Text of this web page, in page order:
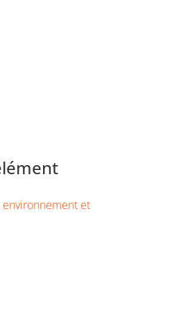
environnement et